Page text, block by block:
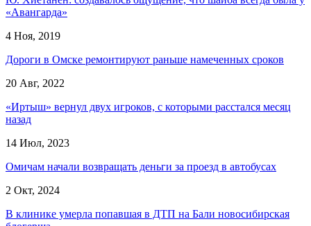
«Авангарда»
4 Ноя, 2019
Дороги в Омске ремонтируют раньше намеченных сроков
20 Авг, 2022
«Иртыш» вернул двух игроков, с которыми расстался месяц
назад
14 Июл, 2023
Омичам начали возвращать деньги за проезд в автобусах
2 Окт, 2024
В клинике умерла попавшая в ДТП на Бали новосибирская